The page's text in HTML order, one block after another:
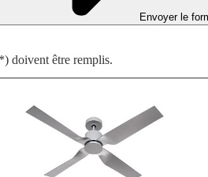
Envoyer le
doivent être remplis.